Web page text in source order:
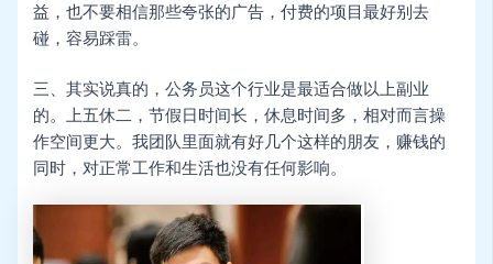
益，也不要相信那些夸张的广告，付费的项目最好别去
碰，容易踩雷。
三、其实说真的，公务员这个行业是最适合做以上副业
的。上五休二，节假日时间长，休息时间多，相对而言操
作空间更大。我团队里面就有好几个这样的朋友，赚钱的
同时，对正常工作和生活也没有任何影响。